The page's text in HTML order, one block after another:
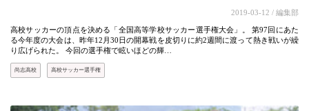
2019-03-12 / 編集部
高校サッカーの頂点を決める「全国高等学校サッカー選手権大会」。 第97回にあた
る今年度の大会は、昨年12月30日の開幕戦を皮切りに約2週間に渡って熱き戦いが繰
り広げられた。 今回の選手権で眩いほどの輝…
尚志高校 高校サッカー選手権